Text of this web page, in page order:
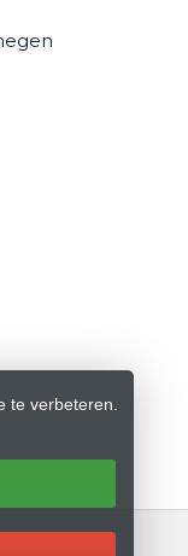
te verbeteren.